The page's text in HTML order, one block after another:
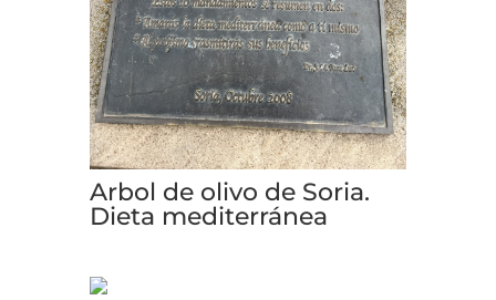
Arbol de olivo de Soria.
Dieta mediterránea